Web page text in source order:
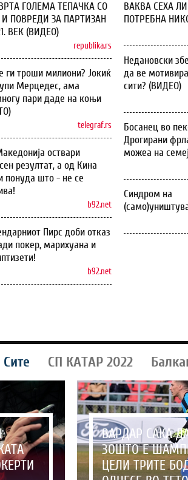
ГОЛЕМА ТЕПАЧКА СО
ПОВРЕДИ ЗА ПАРТИЗАН
ВЕК (ВИДЕО)
republika.rs
ги троши милиони? Јокиќ
Мерцедес, ама
пари даде на коњи
telegraf.rs
оствари
резултат, а од Кина
понуда што - не се
b92.net
Пирс доби отказ
покер, марихуана и
b92.net
ВАКВА СЕХА
ПОТРЕБНА
Недановски
да ве
сити? (ВИДЕО)
Босанец во
Дрогирани
можеа на
Синдром на
Сите СП КАТАР 2022
ВАРДАР САКА
ЗОШТО Е
ЦЕЛИ ТРИТЕ